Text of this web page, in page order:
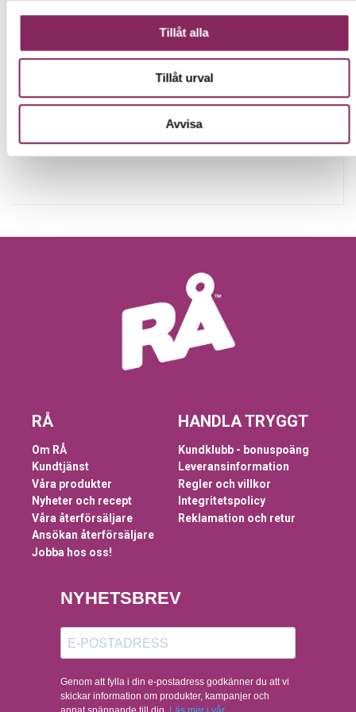
Tillåt alla
Tillåt urval
Avvisa
hållbarheten ytterligare. RÅ Ingefära på flaska och bag-in-
tillsatser.
NÄRINGSINNEHÅLL
RÅ
Om RÅ
Kundtjänst
Våra produkter
Nyheter och recept
Våra återförsäljare
Ansökan återförsäljare
Jobba hos oss!
HANDLA TRYGGT
Kundklubb - bonuspoäng
Leveransinformation
Regler och villkor
Integritetspolicy
Reklamation och retur